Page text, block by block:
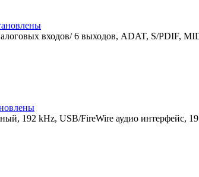
входов/ 6 выходов, ADAT, S/PDIF,
192 kHz, USB/FireWire аудио интерфейс,